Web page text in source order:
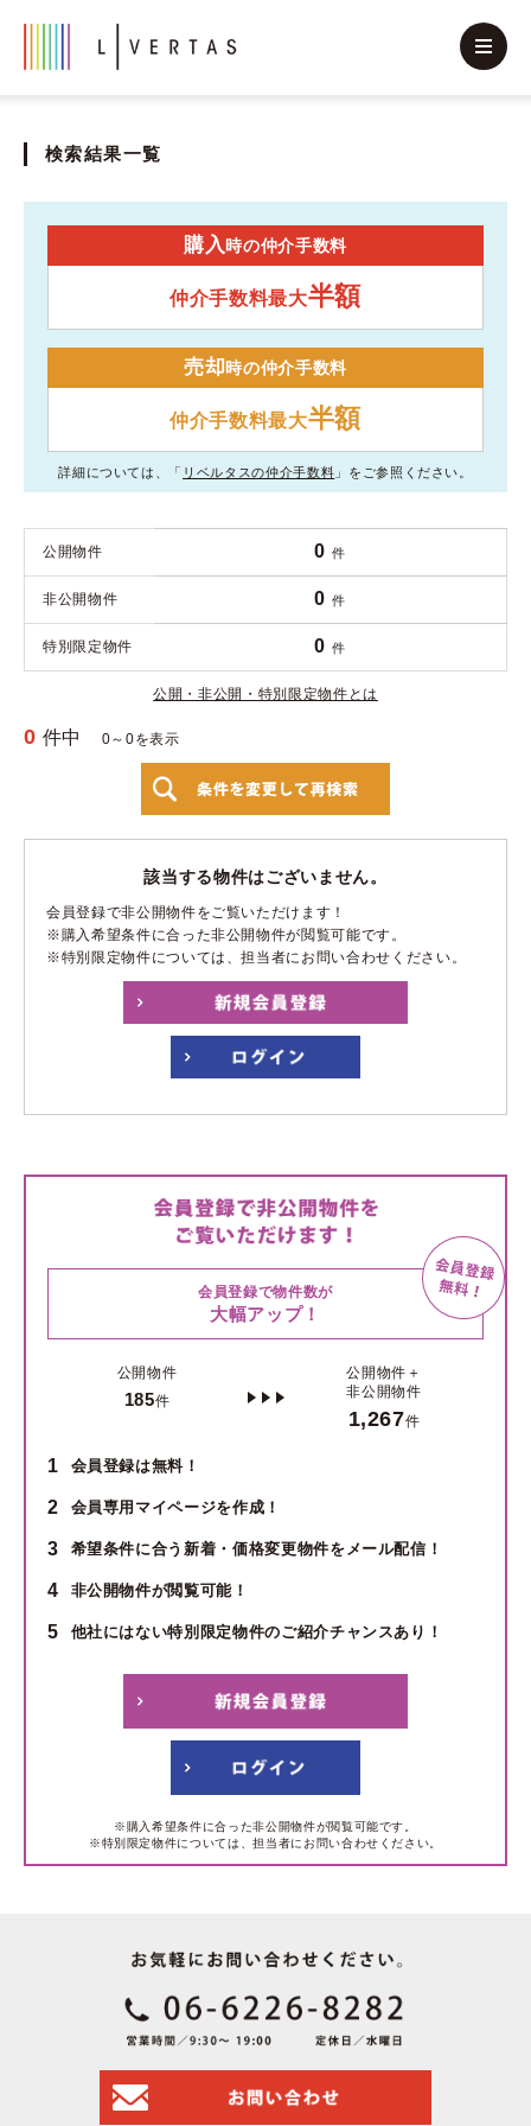
検索結果一覧
購入時の仲介手数料
仲介手数料最大半額
売却時の仲介手数料
仲介手数料最大半額
詳細については、「 リベルタスの仲介手数料 」をご参照ください。
公開物件 0 件
非公開物件 0 件
特別限定物件 0 件
公開・非公開・特別限定物件とは
0 件中 0～0を表示
該当する物件はございません。
会員登録で非公開物件をご覧いただけます！
※購入希望条件に合った非公開物件が閲覧可能です。
※特別限定物件については、担当者にお問い合わせください。
会員登録で物件数が
大幅アップ！
公開物件
185件
公開物件＋
非公開物件
1,267件
1 会員登録は無料！
2 会員専用マイページを作成！
3 希望条件に合う新着・価格変更物件をメール配信！
4 非公開物件が閲覧可能！
5 他社にはない特別限定物件のご紹介チャンスあり！
※購入希望条件に合った非公開物件が閲覧可能です。
※特別限定物件については、担当者にお問い合わせください。